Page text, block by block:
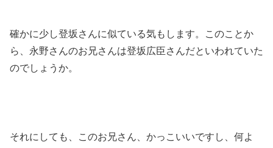
確かに少し登坂さんに似ている気もします。このことか
ら、永野さんのお兄さんは登坂広臣さんだといわれていた
のでしょうか。
それにしても、このお兄さん、かっこいいですし、何よ